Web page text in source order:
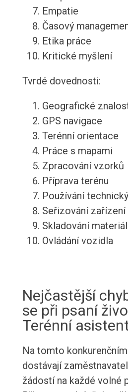
Empatie
Časový
Etika práce
Kritické myšlení
Tvrdé dovednosti:
Geografické
GPS navigace
Terénní orientace
Práce s mapami
Zpracování vzorků
Příprava terénu
Používání
Seřizování zařízení
Skladování
Ovládání vozidla
Nejčastější
se při psaní
Terénní
Na tomto
dostávají
žádostí na každé volné